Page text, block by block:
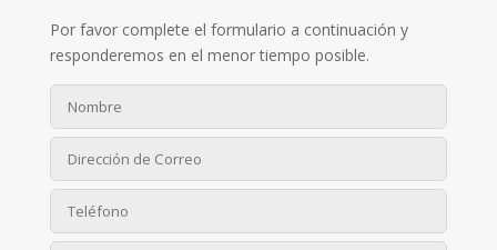
Por favor complete el formulario a continuación y
responderemos en el menor tiempo posible.